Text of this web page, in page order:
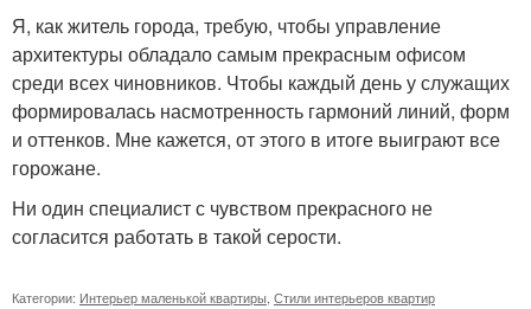
Я, как житель города, требую, чтобы управление
архитектуры обладало самым прекрасным офисом
среди всех чиновников. Чтобы каждый день у служащих
формировалась насмотренность гармоний линий, форм
и оттенков. Мне кажется, от этого в итоге выиграют все
горожане.
Ни один специалист с чувством прекрасного не
согласится работать в такой серости.
Категории: Интерьер маленькой квартиры Стили интерьеров квартир